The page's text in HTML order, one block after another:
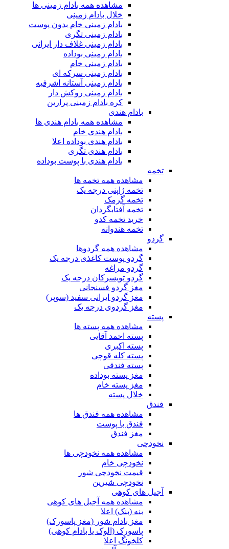
مشاهده همه بادام زمینی ها
خلال بادام زمینی
بادام زمینی خام بدون پوست
بادام زمینی تگری
بادام زمینی غلاف دار ایرانی
بادام زمینی بوداده
بادام زمینی خام
بادام زمینی سرکه ای
بادام زمینی آستانه اشرفیه
بادام زمینی روکش دار
کره بادام زمینی پرارین
بادام هندی
مشاهده همه بادام هندی ها
بادام هندی خام
بادام هندی بوداده اعلا
بادام هندی تگری
بادام هندی با پوست بوداده
تخمه
مشاهده همه تخمه ها
تخمه ژاپنی درجه یک
تخمه گرمک
تخمه آفتابگردان
خرید تخمه کدو
تخمه هندوانه
گردو
مشاهده همه گردوها
گردو پوست کاغذی درجه یک
گردو مراغه
گردو تویسرکان درجه یک
مغز گردو فسنجانی
مغز گردو ایرانی سفید (سوپر)
مغز گردوی درجه یک
پسته
مشاهده همه پسته ها
پسته احمد آقایی
پسته اکبری
پسته کله قوچی
پسته فندقی
مغز پسته بوداده
مغز پسته خام
خلال پسته
فندق
مشاهده همه فندق ها
فندق با پوست
مغز فندق
نخودچی
مشاهده همه نخودچی ها
نخودچی خام
قیمت نخودچی شور
نخودچی شیرین
آجیل های کوهی
مشاهده همه آجیل های کوهی
بنه (بنک) اعلا
مغز بادام شور (مغز پاسورک)
پاسورک (الوک یا بادام کوهی)
کلخونگ اعلا